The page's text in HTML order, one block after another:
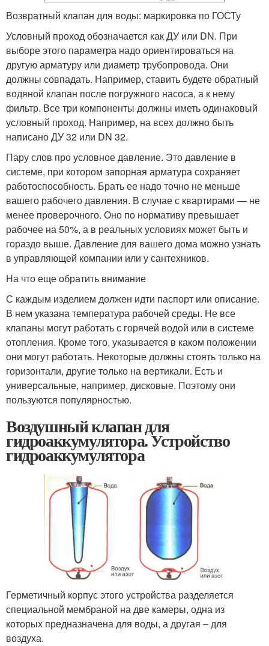
Возвратный клапан для воды: маркировка по ГОСТу
Условный проход обозначается как ДУ или DN. При
выборе этого параметра надо ориентироваться на
другую арматуру или диаметр трубопровода. Они
должны совпадать. Например, ставить будете обратный
водяной клапан после погружного насоса, а к нему
фильтр. Все три компоненты должны иметь одинаковый
условный проход. Например, на всех должно быть
написано ДУ 32 или DN 32.
Пару слов про условное давление. Это давление в
системе, при котором запорная арматура сохраняет
работоспособность. Брать ее надо точно не меньше
вашего рабочего давления. В случае с квартирами — не
менее проверочного. Оно по нормативу превышает
рабочее на 50%, а в реальных условиях может быть и
гораздо выше. Давление для вашего дома можно узнать
в управляющей компании или у сантехников.
На что еще обратить внимание
С каждым изделием должен идти паспорт или описание.
В нем указана температура рабочей среды. Не все
клапаны могут работать с горячей водой или в системе
отопления. Кроме того, указывается в каком положении
они могут работать. Некоторые должны стоять только на
горизонтали, другие только на вертикали. Есть и
универсальные, например, дисковые. Поэтому они
пользуются популярностью.
Воздушный клапан для
гидроаккумулятора. Устройство
гидроаккумулятора
Герметичный корпус этого устройства разделяется
специальной мембраной на две камеры, одна из
которых предназначена для воды, а другая – для
воздуха.